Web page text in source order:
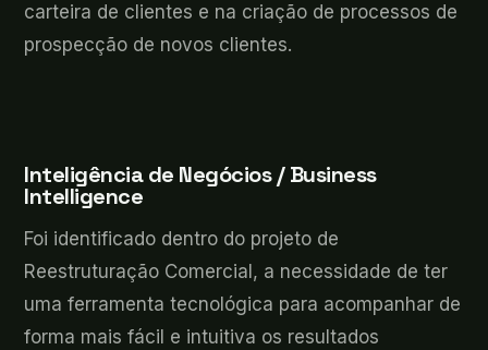
carteira de clientes e na criação de processos de
prospecção de novos clientes.
Inteligência de Negócios / Business
Intelligence
Foi identificado dentro do projeto de
Reestruturação Comercial, a necessidade de ter
uma ferramenta tecnológica para acompanhar de
forma mais fácil e intuitiva os resultados